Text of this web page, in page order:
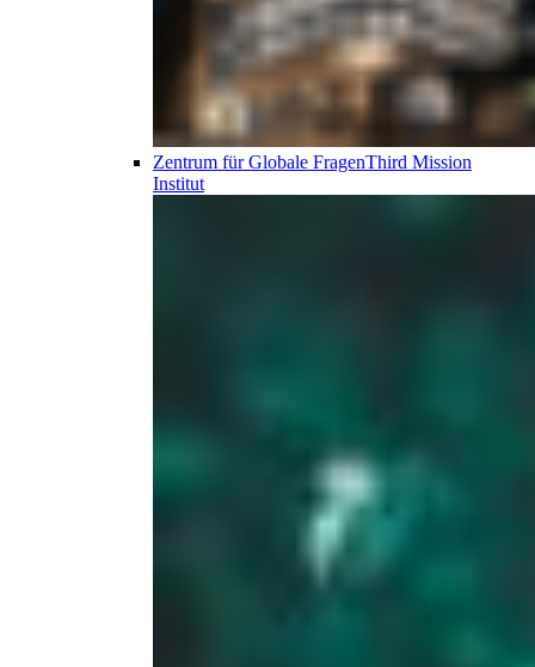
Zentrum für Globale FragenThird Mission
Institut